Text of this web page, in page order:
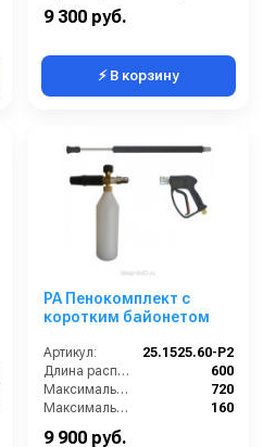
9 300 руб.
⚡ В корзину
PA Пенокомплект с
коротким байонетом
Артикул:
25.1525.60-Р2
Длина распылительного копья (мм):
600
Максимальная производительность по воде (л/ч):
720
Максимальное рабочее давление (бар):
160
9 900 руб.